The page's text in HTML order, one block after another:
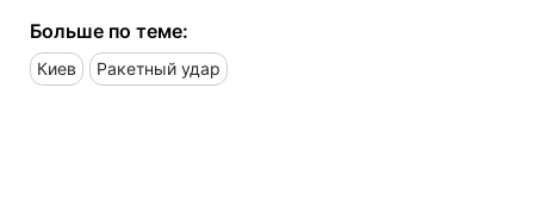
Больше по теме:
Киев Ракетный удар